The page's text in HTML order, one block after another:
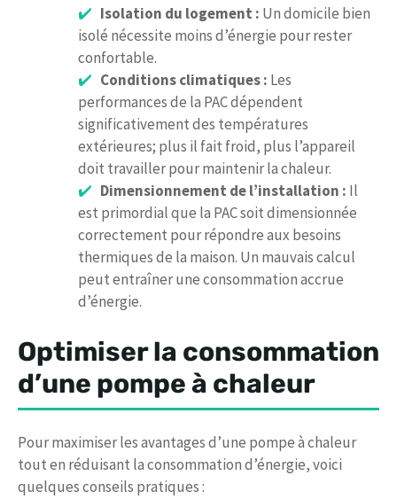
Isolation du logement : Un domicile bien
isolé nécessite moins d’énergie pour rester
confortable.
Conditions climatiques : Les
performances de la PAC dépendent
significativement des températures
extérieures; plus il fait froid, plus l’appareil
doit travailler pour maintenir la chaleur.
Dimensionnement de l’installation : Il
est primordial que la PAC soit dimensionnée
correctement pour répondre aux besoins
thermiques de la maison. Un mauvais calcul
peut entraîner une consommation accrue
d’énergie.
Optimiser la consommation
d’une pompe à chaleur
Pour maximiser les avantages d’une pompe à chaleur
tout en réduisant la consommation d’énergie, voici
quelques conseils pratiques :